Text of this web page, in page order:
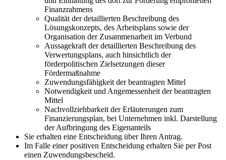
Finanzrahmens
Qualität der detaillierten Beschreibung des
Lösungskonzepts, des Arbeitsplans sowie der
Organisation der Zusammenarbeit im Verbund
Aussagekraft der detaillierten Beschreibung des
Verwertungsplans, auch hinsichtlich der
förderpolitischen Zielsetzungen dieser
Fördermaßnahme
Zuwendungsfähigkeit der beantragten Mittel
Notwendigkeit und Angemessenheit der beantragten
Mittel
Nachvollziehbarkeit der Erläuterungen zum
Finanzierungsplan, bei Unternehmen inkl. Darstellung
der Aufbringung des Eigenanteils
Sie erhalten eine Entscheidung über Ihren Antrag.
Im Falle einer positiven Entscheidung erhalten Sie per Post
einen Zuwendungsbescheid.